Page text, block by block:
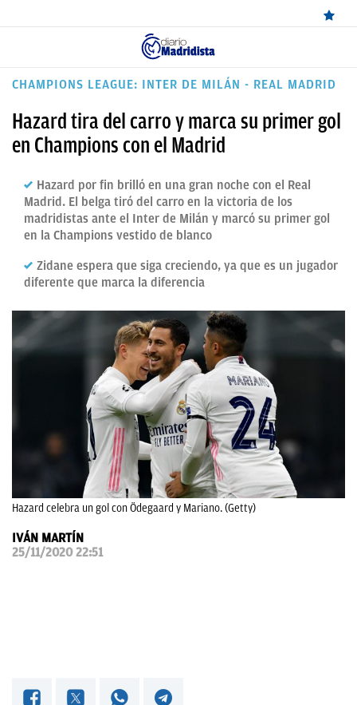
ÚLTIMAS
REAL
BALONCESTO
CANTERA
FICHAJES
DIRECTO
FEMENINO
PAPARAZZI
CHAMPIONS LEAGUE: INTER DE MILÁN - REAL MADRID
Hazard tira del carro y marca su primer gol
en Champions con el Madrid
Hazard por fin brilló en una gran noche con el Real
Madrid. El belga tiró del carro en la victoria de los
madridistas ante el Inter de Milán y marcó su primer gol
en la Champions vestido de blanco
Zidane espera que siga creciendo, ya que es un jugador
diferente que marca la diferencia
Hazard celebra un gol con Ödegaard y Mariano. (Getty)
IVÁN MARTÍN
25/11/2020 22:51